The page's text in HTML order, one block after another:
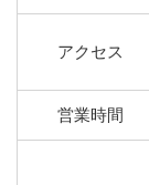
アクセス
営業時間